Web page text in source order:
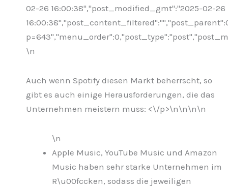
02-26 16:00:38","post_modified_gmt":"2025-02-26
\n
Auch wenn Spotify diesen Markt beherrscht, so
gibt es auch einige Herausforderungen, die das
Unternehmen meistern muss: <\/p>\n\n\n\n
\n
Apple Music, YouTube Music und Amazon
Music haben sehr starke Unternehmen im
R\u00fccken, sodass die jeweiligen